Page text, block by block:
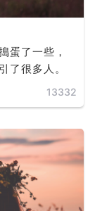
蛋了一些，
了很多人。
13332